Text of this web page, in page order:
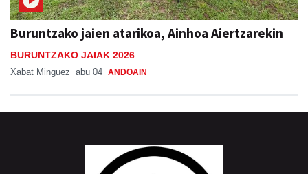
Buruntzako jaien atarikoa, Ainhoa Aiertzarekin
BURUNTZAKO JAIAK 2026
Xabat Minguez abu 04 ANDOAIN